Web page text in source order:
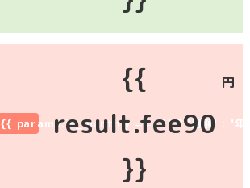
{{ params.is_monthly == '1' ? '月額' : '年
{{
result.fee90
}}
円